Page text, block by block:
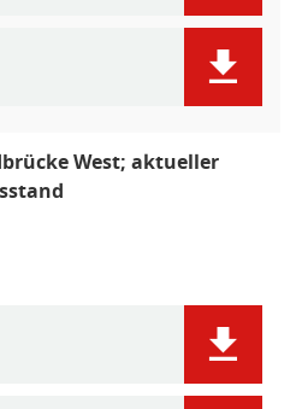
West; aktueller